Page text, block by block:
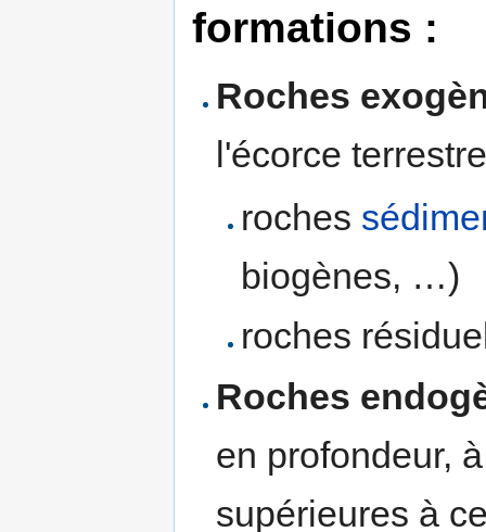
formations :
Roches
l'écorce
roches
biogènes, …)
roches
Roches
en profondeur,
supérieures à